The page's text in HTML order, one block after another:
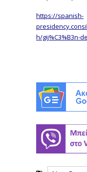
https://spanish-
h/gij%C3%B3n-